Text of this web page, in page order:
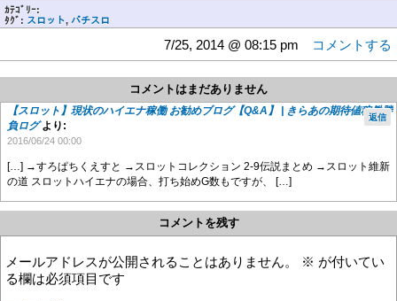
ｶﾃｺﾞﾘｰ:
ﾀｸﾞ: スロット, パチスロ
7/25, 2014 @ 08:15 pm コメントする
コメントはまだありません
【スロット】現状のハイエナ稼働 お勧めブログ【Q&A】 | きらあの期待値稼働勝
負ログ より:
2016/06/24 00:00
[…] →すろぱちくえすと →スロットコレクション 2-9伝説まとめ →スロット維新
の道 スロットハイエナの場合、打ち始めG数もですが、 […]
返信
コメントを残す
メールアドレスが公開されることはありません。 ※ が付いてい
る欄は必須項目です